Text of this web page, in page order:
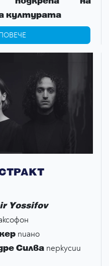
културата
Yossifov
пиано
Силва перкусии